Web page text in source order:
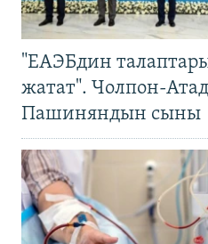
"ЕАЭБдин
жатат". Чолпон-
Пашиняндын сыны